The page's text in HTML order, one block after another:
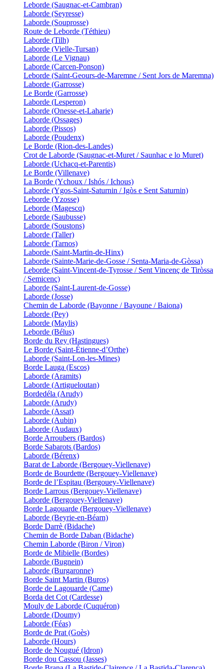
Leborde (Saugnac-et-Cambran)
Laborde (Seyresse)
Laborde (Souprosse)
Route de Leborde (Téthieu)
Laborde (Tilh)
Laborde (Vielle-Tursan)
Laborde (Le Vignau)
Laborde (Carcen-Ponson)
Leborde (Saint-Geours-de-Maremne / Sent Jors de Maremna)
Laborde (Garrosse)
Le Borde (Garrosse)
Laborde (Lesperon)
Laborde (Onesse-et-Laharie)
Laborde (Ossages)
Laborde (Pissos)
Laborde (Poudenx)
Le Borde (Rion-des-Landes)
Crot de Laborde (Saugnac-et-Muret / Saunhac e lo Muret)
Laborde (Uchacq-et-Parentis)
Le Borde (Villenave)
La Borde (Ychoux / Ishós / Ichous)
Laborde (Ygos-Saint-Saturnin / Igòs e Sent Saturnin)
Leborde (Yzosse)
Leborde (Magescq)
Leborde (Saubusse)
Laborde (Soustons)
Laborde (Taller)
Laborde (Tarnos)
Laborde (Saint-Martin-de-Hinx)
Laborde (Sainte-Marie-de-Gosse / Senta-Maria-de-Gòssa)
Leborde (Saint-Vincent-de-Tyrosse / Sent Vincenç de Tiròssa
/ Semicenç)
Laborde (Saint-Laurent-de-Gosse)
Laborde (Josse)
Chemin de Laborde (Bayonne / Bayoune / Baiona)
Laborde (Pey)
Laborde (Maylis)
Leborde (Bélus)
Borde du Rey (Hastingues)
Le Borde (Saint-Étienne-d’Orthe)
Laborde (Saint-Lon-les-Mines)
Borde Lauga (Escos)
Laborde (Aramits)
Laborde (Artigueloutan)
Bordedéla (Arudy)
Laborde (Arudy)
Laborde (Assat)
Laborde (Aubin)
Laborde (Audaux)
Borde Arroubers (Bardos)
Borde Sabarots (Bardos)
Laborde (Bérenx)
Barat de Laborde (Bergouey-Viellenave)
Borde de Bourdette (Bergouey-Viellenave)
Borde de l’Espitau (Bergouey-Viellenave)
Borde Larrous (Bergouey-Viellenave)
Laborde (Bergouey-Viellenave)
Borde Lagouarde (Bergouey-Viellenave)
Laborde (Beyrie-en-Béarn)
Borde Darrè (Bidache)
Chemin de Borde Daban (Bidache)
Chemin Laborde (Biron / Viron)
Borde de Mibielle (Bordes)
Laborde (Bugnein)
Laborde (Burgaronne)
Borde Saint Martin (Buros)
Borde de Lagouarde (Came)
Borda det Cot (Cardesse)
Mouly de Laborde (Cuquéron)
Laborde (Doumy)
Laborde (Féas)
Borde de Prat (Goès)
Laborde (Hours)
Borde de Nougué (Idron)
Borde dou Cassou (Jasses)